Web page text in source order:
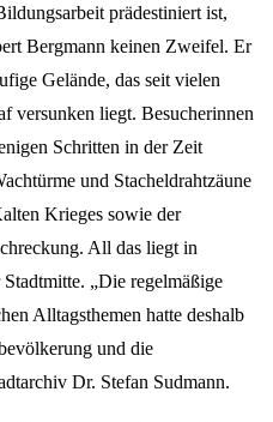
prädestiniert ist,
Bergmann keinen Zweifel. Er
Gelände, das seit vielen
versunken liegt. Besucherinnen
Schritten in der Zeit
und Stacheldrahtzäune
Krieges sowie der
All das liegt in
„Die regelmäßige
Alltagsthemen hatte deshalb
und die
Dr. Stefan Sudmann.